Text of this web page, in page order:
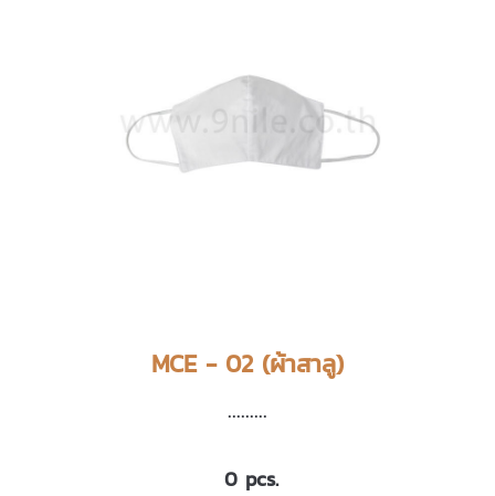
MCE - 02 (ผ้าสาลู)
.........
0 pcs.